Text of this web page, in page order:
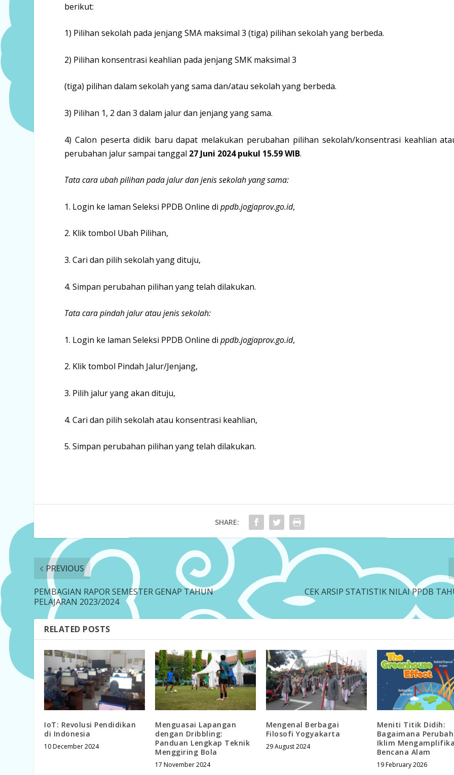
berikut:
1) Pilihan sekolah pada jenjang SMA maksimal 3 (tiga) pilihan sekolah yang berbeda.
2) Pilihan konsentrasi keahlian pada jenjang SMK maksimal 3
(tiga) pilihan dalam sekolah yang sama dan/atau sekolah yang berbeda.
3) Pilihan 1, 2 dan 3 dalam jalur dan jenjang yang sama.
4) Calon peserta didik baru dapat melakukan perubahan pilihan sekolah/konsentrasi keahlian
perubahan jalur sampai tanggal 27 Juni 2024 pukul 15.59 WIB.
Tata cara ubah pilihan pada jalur dan jenis sekolah yang sama:
1. Login ke laman Seleksi PPDB Online dippdb.jogjaprov.go.id,
2. Klik tombol Ubah Pilihan,
3. Cari dan pilih sekolah yang dituju,
4. Simpan perubahan pilihan yang telah dilakukan.
Tata cara pindah jalur atau jenis sekolah:
1. Login ke laman Seleksi PPDB Online dippdb.jogjaprov.go.id,
2. Klik tombol Pindah Jalur/Jenjang,
3. Pilih jalur yang akan dituju,
4. Cari dan pilih sekolah atau konsentrasi keahlian,
5. Simpan perubahan pilihan yang telah dilakukan.
SHARE:
PREVIOUS
PEMBAGIAN RAPOR SEMESTER GENAP TAHUN
PELAJARAN 2023/2024
CEK ARSIP STATISTIK NILAI PPDB
RELATED POSTS
IoT: Revolusi Pendidikan
di Indonesia
10 December 2024
Menguasai Lapangan
dengan Dribbling:
Panduan Lengkap Teknik
Menggiring Bola
17 November 2024
Mengenal Berbagai
Filosofi Yogyakarta
29 August 2024
Meniti Titik Didih:
Bagaimana
Iklim
Bencana Alam
19 February 2026